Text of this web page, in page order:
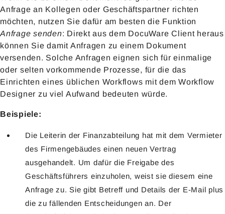
Anfrage an Kollegen oder Geschäftspartner richten
möchten, nutzen Sie dafür am besten die Funktion
Anfrage senden: Direkt aus dem DocuWare Client heraus
können Sie damit Anfragen zu einem Dokument
versenden. Solche Anfragen eignen sich für einmalige
oder selten vorkommende Prozesse, für die das
Einrichten eines üblichen Workflows mit dem Workflow
Designer zu viel Aufwand bedeuten würde.
Beispiele:
Die Leiterin der Finanzabteilung hat mit dem Vermieter
des Firmengebäudes einen neuen Vertrag
ausgehandelt. Um dafür die Freigabe des
Geschäftsführers einzuholen, weist sie diesem eine
Anfrage zu. Sie gibt Betreff und Details der E-Mail plus
die zu fällenden Entscheidungen an. Der